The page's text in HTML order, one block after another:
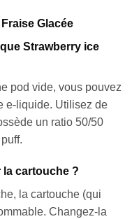
Glacée
Strawberry ice
pod vide, vous pouvez
e-liquide. Utilisez de
un ratio 50/50
cartouche ?
la cartouche (qui
Changez-la